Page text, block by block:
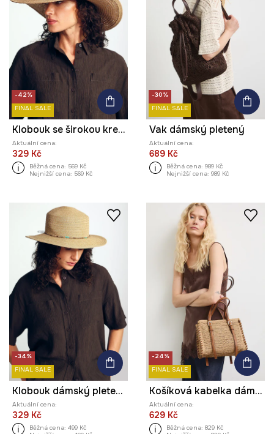
-42%
FINAL SALE
Klobouk se širokou krempou dámský pletený s aplikací handmade
Aktuální cena:
329 Kč
Běžná cena: 569 Kč
Nejnižší cena: 569 Kč
-30%
FINAL SALE
Vak dámský pletený
Aktuální cena:
689 Kč
Běžná cena: 989 Kč
Nejnižší cena: 989 Kč
-34%
FINAL SALE
Klobouk dámský pletený
Aktuální cena:
329 Kč
Běžná cena: 499 Kč
-24%
FINAL SALE
Košíková kabelka dámská z pletenky
Aktuální cena:
629 Kč
Běžná cena: 829 Kč